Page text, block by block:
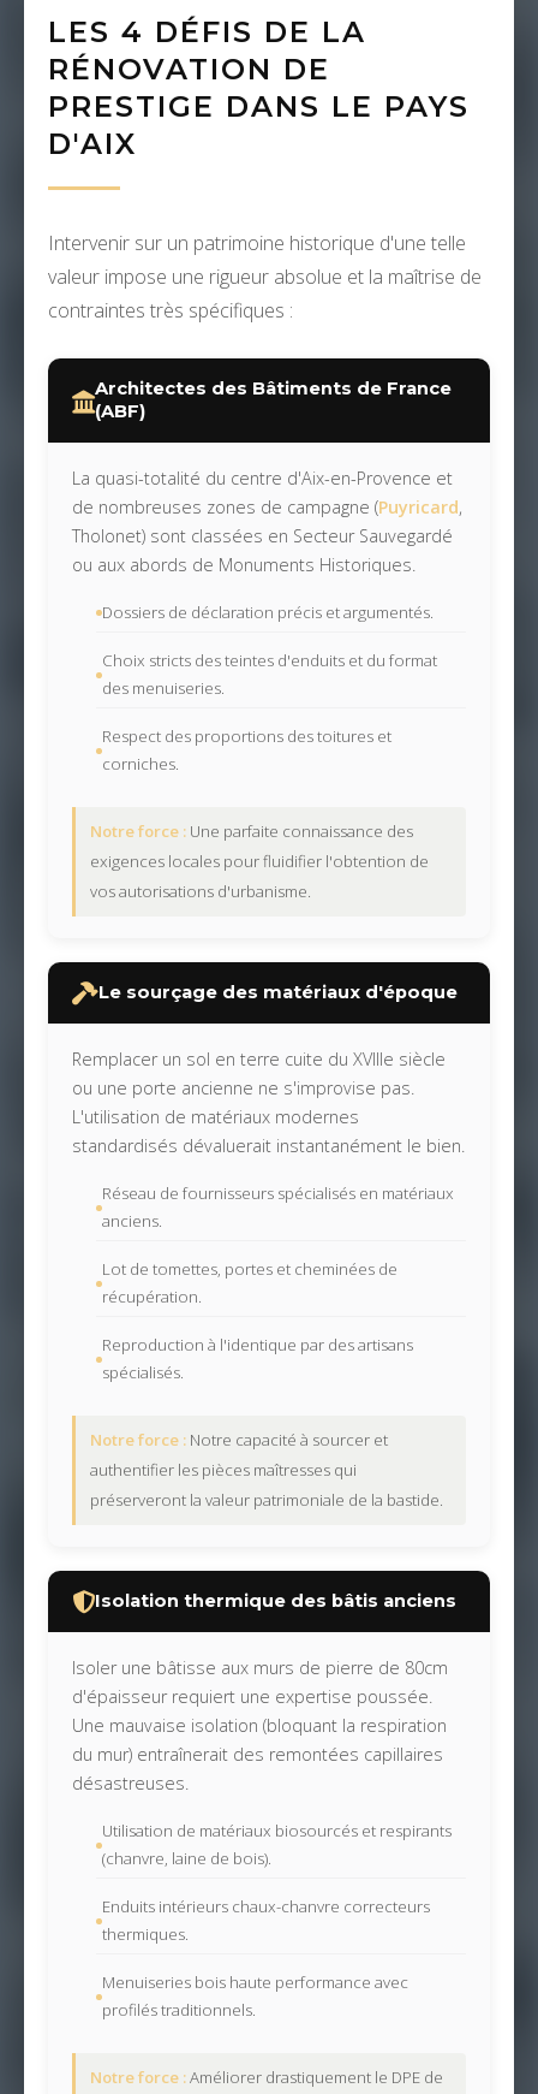
LES 4 DÉFIS DE LA
RÉNOVATION DE
PRESTIGE DANS LE PAYS
D'AIX
Intervenir sur un patrimoine historique d'une telle
valeur impose une rigueur absolue et la maîtrise de
contraintes très spécifiques :
Architectes des Bâtiments de France
(ABF)
La quasi-totalité du centre d'Aix-en-Provence et
de nombreuses zones de campagne (Puyricard,
Tholonet) sont classées en Secteur Sauvegardé
ou aux abords de Monuments Historiques.
Dossiers de déclaration précis et argumentés.
Choix stricts des teintes d'enduits et du format
des menuiseries.
Respect des proportions des toitures et
corniches.
Notre force : Une parfaite connaissance des
exigences locales pour fluidifier l'obtention de
vos autorisations d'urbanisme.
Le sourçage des matériaux d'époque
Remplacer un sol en terre cuite du XVIIIe siècle
ou une porte ancienne ne s'improvise pas.
L'utilisation de matériaux modernes
standardisés dévaluerait instantanément le bien.
Réseau de fournisseurs spécialisés en matériaux
anciens.
Lot de tomettes, portes et cheminées de
récupération.
Reproduction à l'identique par des artisans
spécialisés.
Notre force : Notre capacité à sourcer et
authentifier les pièces maîtresses qui
préserveront la valeur patrimoniale de la bastide.
Isolation thermique des bâtis anciens
Isoler une bâtisse aux murs de pierre de 80cm
d'épaisseur requiert une expertise poussée.
Une mauvaise isolation (bloquant la respiration
du mur) entraînerait des remontées capillaires
désastreuses.
Utilisation de matériaux biosourcés et respirants
(chanvre, laine de bois).
Enduits intérieurs chaux-chanvre correcteurs
thermiques.
Menuiseries bois haute performance avec
profilés traditionnels.
Notre force :Améliorer drastiquement le DPE de